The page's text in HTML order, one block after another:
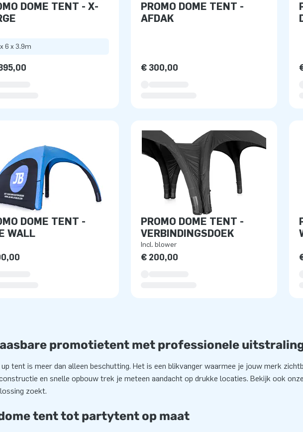
DOME TENT - X-
6 x 3.9m
PROMO DOME TENT -
AFDAK
€ 300,00
DOME TENT -
WALL
PROMO DOME TENT -
VERBINDINGSDOEK
Incl. blower
€ 200,00
promotietent met professionele
up tent is meer dan alleen beschutting. Het is een blikvanger waarmee je jouw merk
en snelle opbouw trek je meteen aandacht op drukke locaties. Bekijk ook onze
zoekt.
tent tot partytent op maat